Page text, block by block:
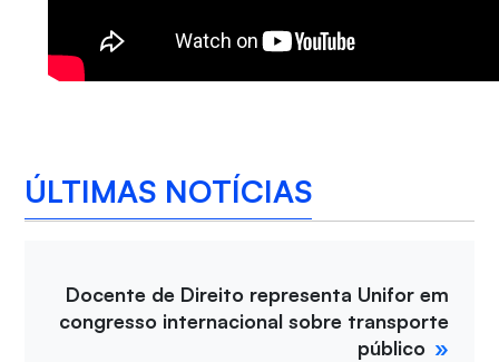
ÚLTIMAS NOTÍCIAS
Docente de Direito representa Unifor em
congresso internacional sobre transporte
público